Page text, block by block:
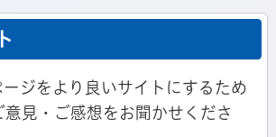
ージをより良いサイトにするため
意見・ご感想をお聞かせくださ